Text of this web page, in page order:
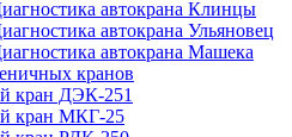
автокрана Клинцы
автокрана Ульяновец
автокрана Машека
кранов
кран ДЭК-251
кран МКГ-25